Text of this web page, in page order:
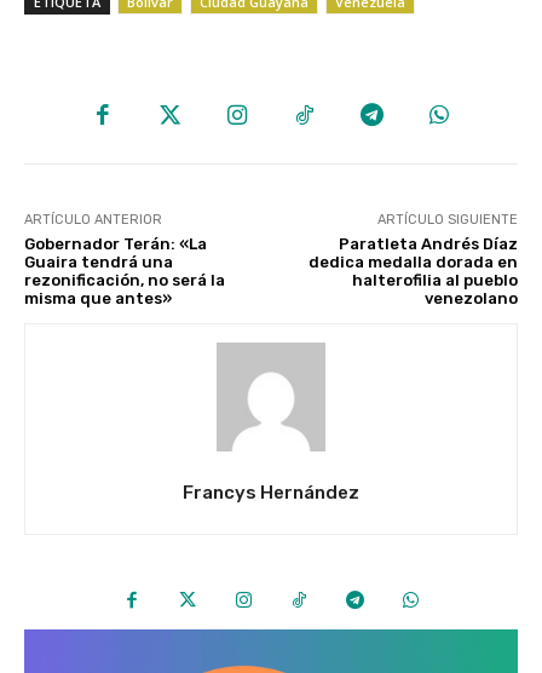
ARTÍCULO ANTERIOR
Gobernador Terán: «La
Guaira tendrá una
rezonificación, no será la
misma que antes»
ARTÍCULO SIGUIENTE
Paratleta Andrés Díaz
dedica medalla dorada en
halterofilia al pueblo
venezolano
Francys Hernández